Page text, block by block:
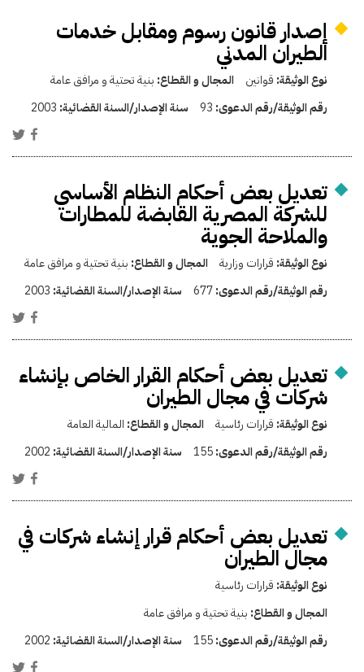
إصدار قانون رسوم ومقابل خدمات
الطيران المدني
نوع الوثيقة: قوانين المجال و القطاع: بنية تحتية و مرافق عامة
رقم الوثيقة/رقم الدعوى: 93 سنة الإصدار/السنة القضائية: 2003
تعديل بعض أحكام النظام الأساسي
للشركة المصرية القابضة للمطارات
والملاحة الجوية
نوع الوثيقة: قرارات وزارية المجال و القطاع: بنية تحتية و مرافق عامة
رقم الوثيقة/رقم الدعوى:677 سنة الإصدار/السنة القضائية: 2003
تعديل بعض أحكام القرار الخاص بإنشاء
شركات في مجال الطيران
نوع الوثيقة: قرارات رئاسية المجال و القطاع: المالية العامة
رقم الوثيقة/رقم الدعوى:155 سنة الإصدار/السنة القضائية: 2002
تعديل بعض أحكام قرار إنشاء شركات في
مجال الطيران
نوع الوثيقة: قرارات رئاسية
المجال و القطاع: بنية تحتية و مرافق عامة
رقم الوثيقة/رقم الدعوى:155 سنة الإصدار/السنة القضائية: 2002